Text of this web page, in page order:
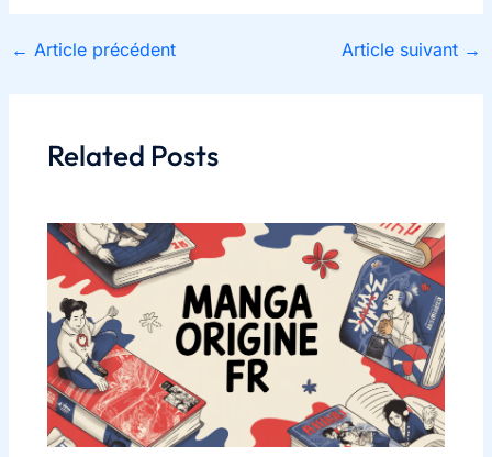
← Article précédent Article suivant →
Related Posts